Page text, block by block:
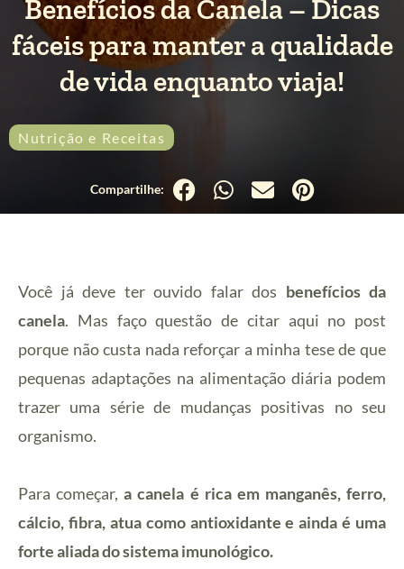
Benefícios da Canela – Dicas
fáceis para manter a qualidade
de vida enquanto viaja!
Nutrição e Receitas
Você já deve ter ouvido falar dos benefícios da
canela. Mas faço questão de citar aqui no post
porque não custa nada reforçar a minha tese de que
pequenas adaptações na alimentação diária podem
trazer uma série de mudanças positivas no seu
organismo.
Para começar,a canela é rica em manganês, ferro,
cálcio, fibra, atua como antioxidante e ainda é uma
forte aliada do sistema imunológico.